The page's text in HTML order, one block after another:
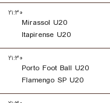
۲۱:۳۰
Mirassol U20
Itapirense U20
۲۱:۳۰
Porto Foot Ball U20
Flamengo SP U20